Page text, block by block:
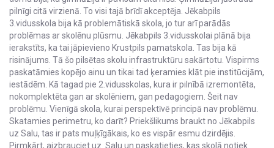
pilnīgi citā virzienā. To visi tajā brīdī akceptēja. Jēkabpils
3.vidusskola bija kā problemātiskā skola, jo tur arī parādās
problēmas ar skolēnu plūsmu. Jēkabpils 3.vidusskolai plānā bija
ierakstīts, ka tai jāpievieno Krustpils pamatskola. Tas bija kā
risinājums. Tā šo pilsētas skolu infrastruktūru sakārtotu. Vispirms
paskatāmies kopējo ainu un tikai tad ķeramies klāt pie institūcijām,
iestādēm. Kā tagad pie 2.vidusskolas, kura ir pilnībā izremontēta,
nokomplektēta gan ar skolēniem, gan pedagogiem. Šeit nav
problēmu. Vienīgā skola, kurai perspektīvē principā nav problēmu.
Skatamies perimetru, ko darīt? Priekšlikums braukt no Jēkabpils
uz Salu, tas ir pats muļķīgākais, ko es vispār esmu dzirdējis.
Pirmkārt, aizbrauciet uz Salu un paskatieties, kas skolā notiek